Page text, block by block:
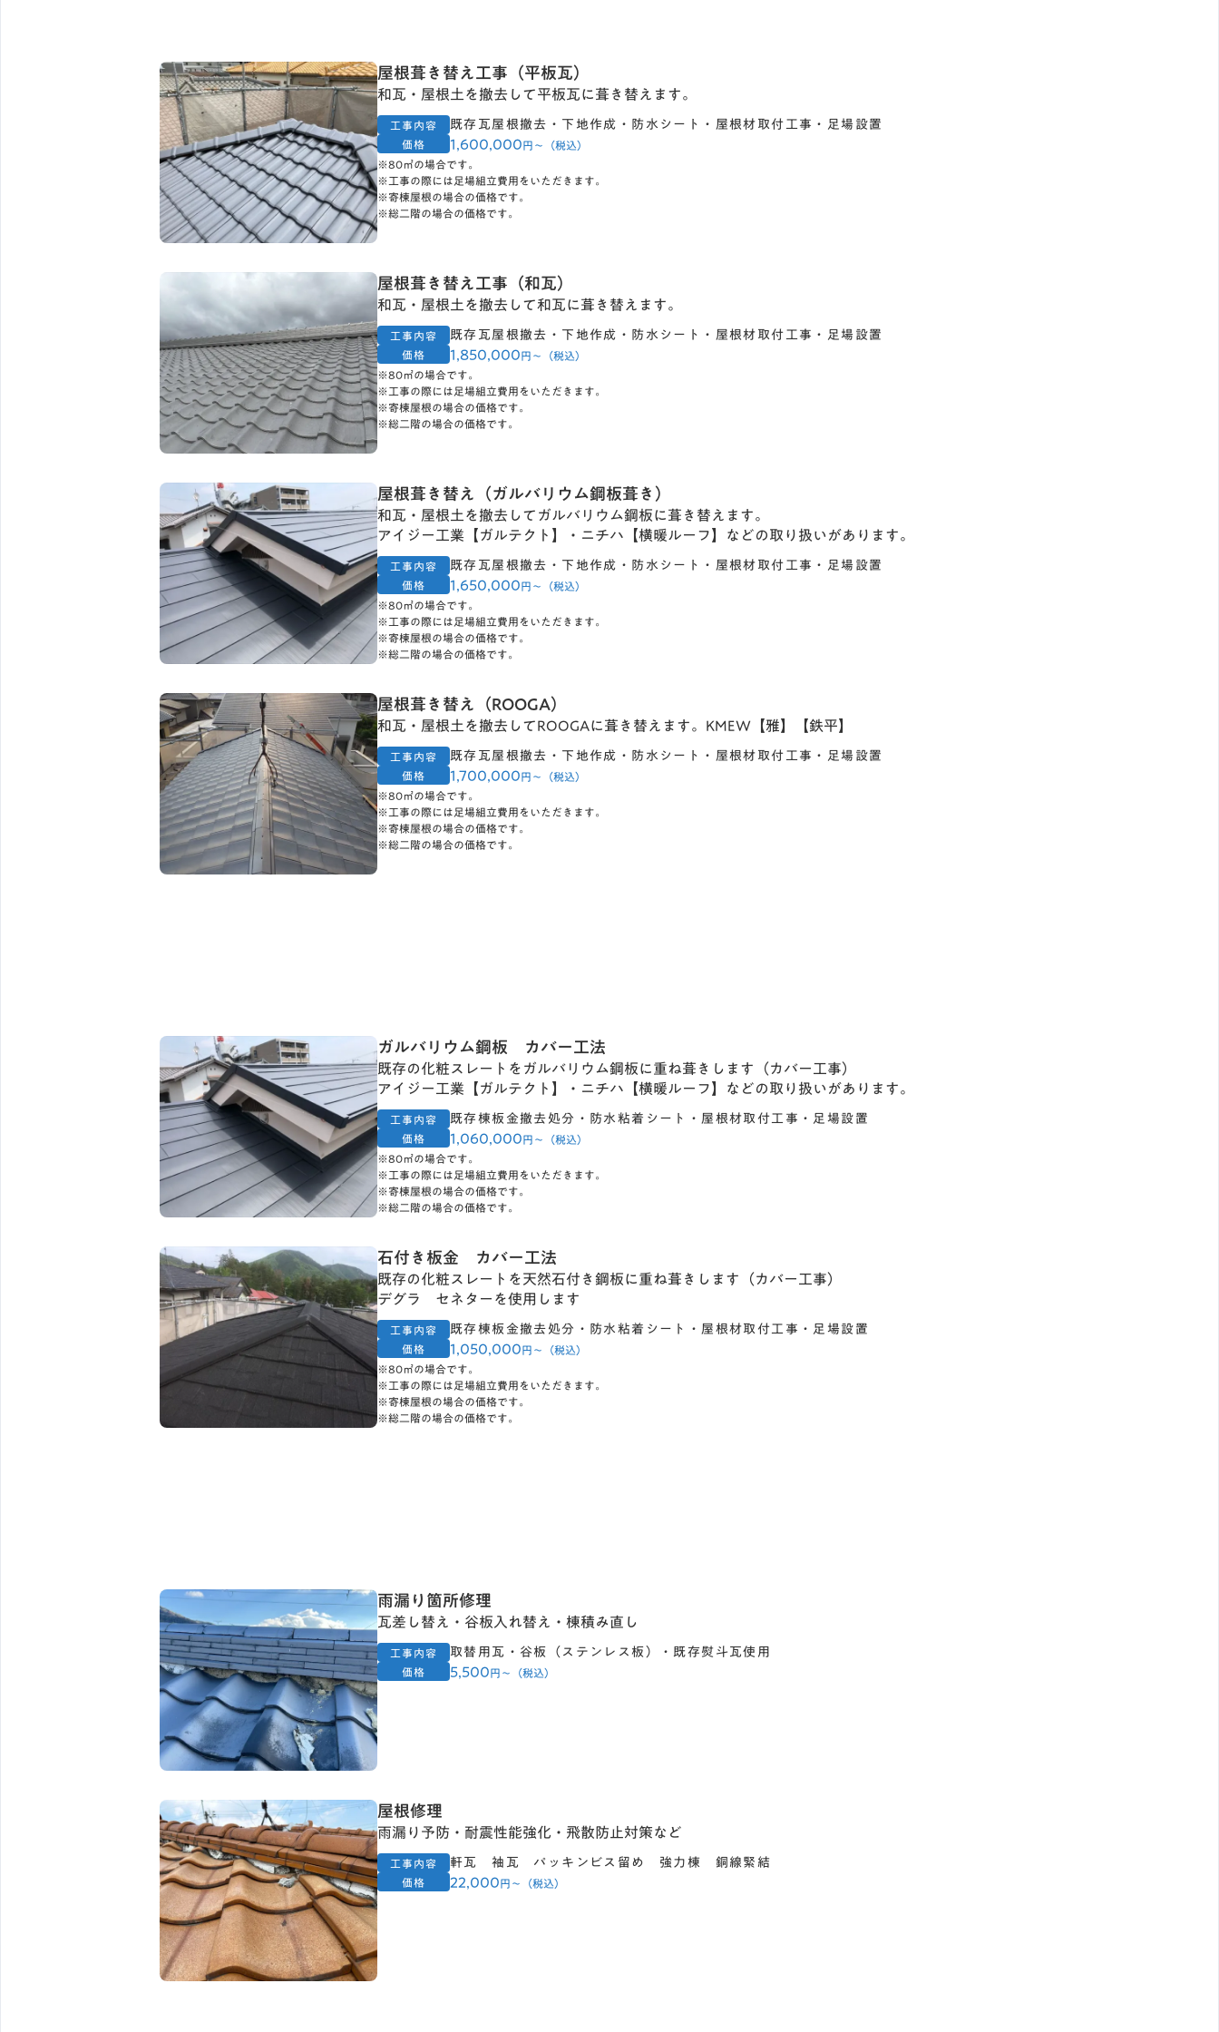
屋根葺き替え工事（平板瓦）
和瓦・屋根土を撤去して平板瓦に葺き替えます。
工事内容 既存瓦屋根撤去・下地作成・防水シート・屋根材取付工事・足場設置
価格 1,600,000円〜（税込）
※80㎡の場合です。
※工事の際には足場組立費用をいただきます。
※寄棟屋根の場合の価格です。
※総二階の場合の価格です。
屋根葺き替え工事（和瓦）
和瓦・屋根土を撤去して和瓦に葺き替えます。
工事内容 既存瓦屋根撤去・下地作成・防水シート・屋根材取付工事・足場設置
価格 1,850,000円〜（税込）
※80㎡の場合です。
※工事の際には足場組立費用をいただきます。
※寄棟屋根の場合の価格です。
※総二階の場合の価格です。
屋根葺き替え（ガルバリウム鋼板葺き）
和瓦・屋根土を撤去してガルバリウム鋼板に葺き替えます。
アイジー工業【ガルテクト】・ニチハ【横暖ルーフ】などの取り扱いがあります。
工事内容 既存瓦屋根撤去・下地作成・防水シート・屋根材取付工事・足場設置
価格 1,650,000円〜（税込）
※80㎡の場合です。
※工事の際には足場組立費用をいただきます。
※寄棟屋根の場合の価格です。
※総二階の場合の価格です。
屋根葺き替え（ROOGA）
和瓦・屋根土を撤去してROOGAに葺き替えます。KMEW【雅】【鉄平】
工事内容 既存瓦屋根撤去・下地作成・防水シート・屋根材取付工事・足場設置
価格 1,700,000円〜（税込）
※80㎡の場合です。
※工事の際には足場組立費用をいただきます。
※寄棟屋根の場合の価格です。
※総二階の場合の価格です。
ガルバリウム鋼板 カバー工法
既存の化粧スレートをガルバリウム鋼板に重ね葺きします（カバー工事）
アイジー工業【ガルテクト】・ニチハ【横暖ルーフ】などの取り扱いがあります。
工事内容 既存棟板金撤去処分・防水粘着シート・屋根材取付工事・足場設置
価格 1,060,000円〜（税込）
※80㎡の場合です。
※工事の際には足場組立費用をいただきます。
※寄棟屋根の場合の価格です。
※総二階の場合の価格です。
石付き板金 カバー工法
既存の化粧スレートを天然石付き鋼板に重ね葺きします（カバー工事）
デグラ セネターを使用します
工事内容 既存棟板金撤去処分・防水粘着シート・屋根材取付工事・足場設置
価格 1,050,000円〜（税込）
※80㎡の場合です。
※工事の際には足場組立費用をいただきます。
※寄棟屋根の場合の価格です。
※総二階の場合の価格です。
雨漏り箇所修理
瓦差し替え・谷板入れ替え・棟積み直し
工事内容 取替用瓦・谷板（ステンレス板）・既存熨斗瓦使用
価格 5,500円〜（税込）
屋根修理
雨漏り予防・耐震性能強化・飛散防止対策など
工事内容 軒瓦 袖瓦 パッキンビス留め 強力棟 銅線緊結
価格 22,000円〜（税込）